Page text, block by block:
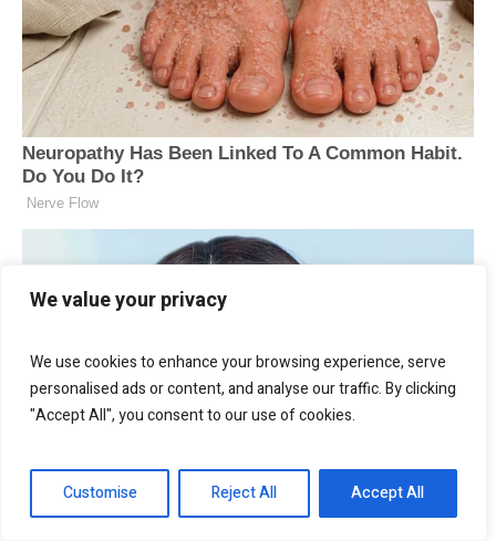
We value your privacy
We use cookies to enhance your browsing experience, serve
personalised ads or content, and analyse our traffic. By clicking
"Accept All", you consent to our use of cookies.
Customise Reject All Accept All